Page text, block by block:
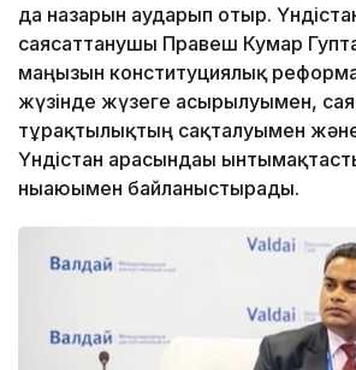
да назарын аударып отыр.
саясаттанушы Правеш Кумар
маңызын конституциялық
жүзінде жүзеге асырылуымен,
тұрақтылықтың сақталуымен
Үндістан арасындағы
нығаюымен байланыстырады.